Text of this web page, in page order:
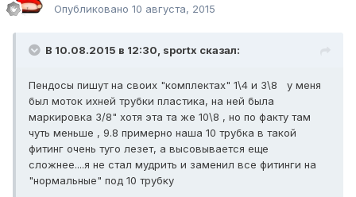
Опубликовано 10 августа, 2015
В 10.08.2015 в 12:30, sportx сказал:
Пендосы пишут на своих "комплектах" 1\4 и 3\8 у меня
был моток ихней трубки пластика, на ней была
маркировка 3/8" хотя эта та же 10\8 , но по факту там
чуть меньше , 9.8 примерно наша 10 трубка в такой
фитинг очень туго лезет, а высовывается еще
сложнее....я не стал мудрить и заменил все фитинги на
"нормальные" под 10 трубку